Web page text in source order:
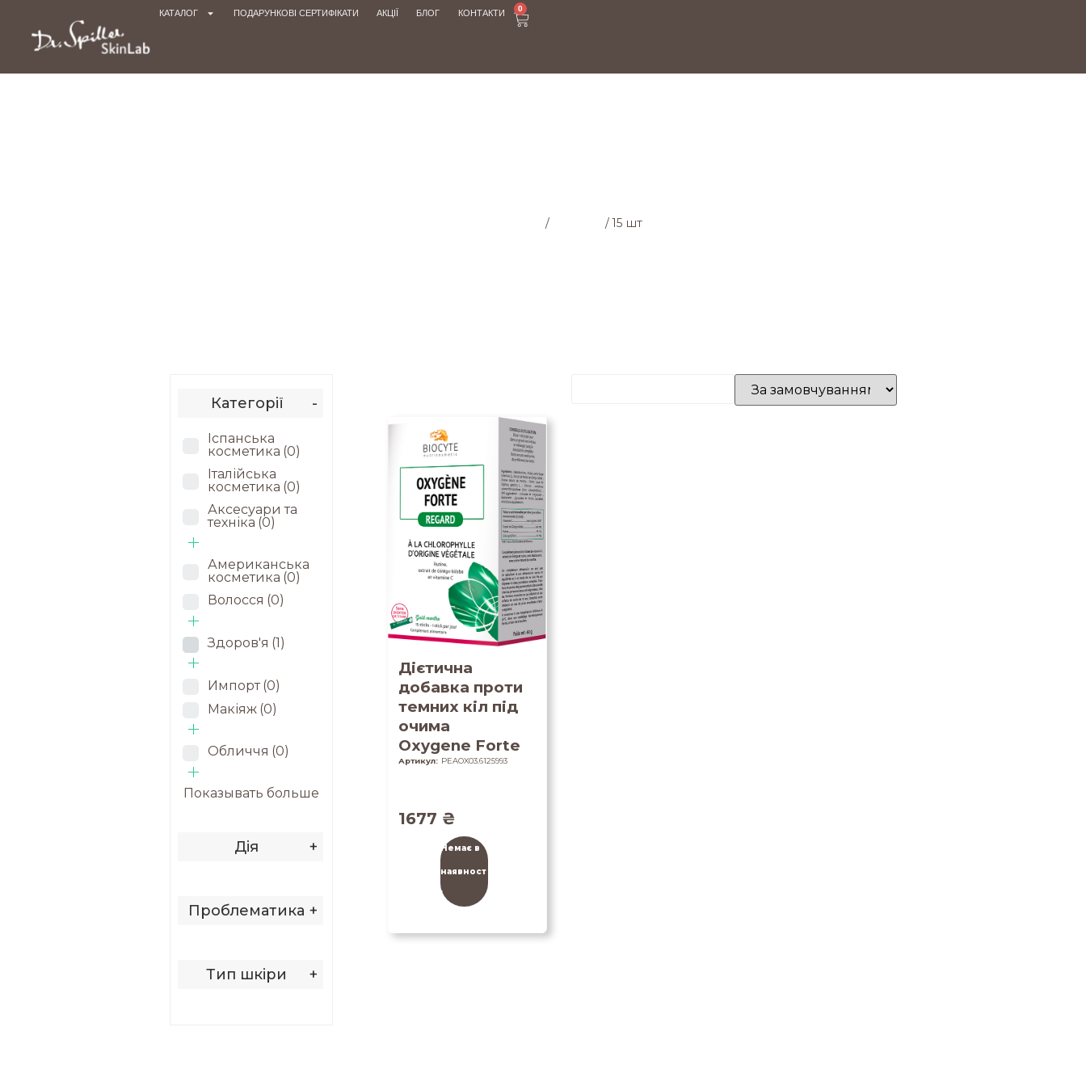
КАТАЛОГ ПОДАРУНКОВІ СЕРТИФІКАТИ АКЦІЇ БЛОГ КОНТАКТИ 0
/ /15 шт
Категорії -
Іспанська
косметика (0)
Італійська
косметика (0)
Аксесуари та
техніка (0)
Американська
косметика (0)
Волосся (0)
Здоров'я (1)
Импорт (0)
Макіяж (0)
Обличчя (0)
Показывать больше
Дія +
Проблематика +
Тип шкіри +
Дієтична
добавка проти
темних кіл під
очима
Oxygene Forte
Артикул: PEAOX03.6125993
1677 ₴
Немає в
наявност
і